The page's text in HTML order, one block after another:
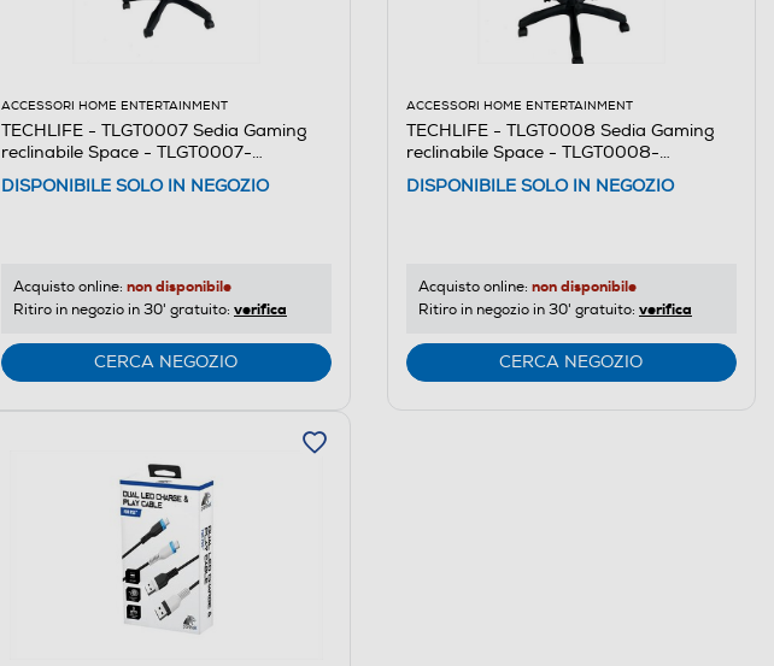
ACCESSORI HOME ENTERTAINMENT
TECHLIFE - TLGT0007 Sedia Gaming
reclinabile Space - TLGT0007-
Nero/arancione
DISPONIBILE SOLO IN NEGOZIO
Acquisto online: non disponibile
Ritiro in negozio in 30' gratuito: verifica
CERCA NEGOZIO
ACCESSORI HOME ENTERTAINMENT
TECHLIFE - TLGT0008 Sedia Gaming
reclinabile Space - TLGT0008-
Nero/Verde
DISPONIBILE SOLO IN NEGOZIO
Acquisto online: non disponibile
Ritiro in negozio in 30' gratuito: verifica
CERCA NEGOZIO